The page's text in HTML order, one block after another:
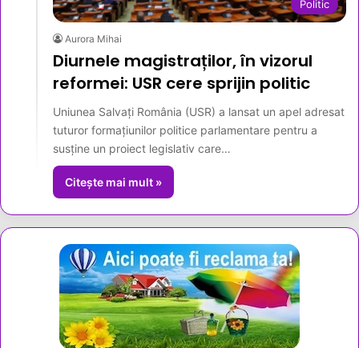
Politic
Aurora Mihai
Diurnele magistraților, în vizorul
reformei: USR cere sprijin politic
Uniunea Salvați România (USR) a lansat un apel adresat
tuturor formațiunilor politice parlamentare pentru a
susține un proiect legislativ care…
Citește mai mult »